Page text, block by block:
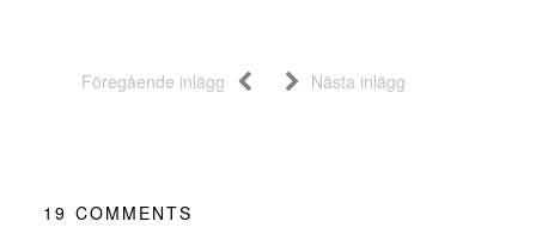
Föregående inlägg Nästa inlägg
19 COMMENTS